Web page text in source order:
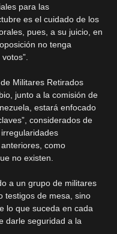
para las
es el cuidado de los
pues, a su juicio, en
no tenga
Militares Retirados
junto a la comisión de
estará enfocado
considerados de
como
no existen.
a un grupo de militares
testigos de mesa, sino
lo que suceda en cada
darle seguridad a la